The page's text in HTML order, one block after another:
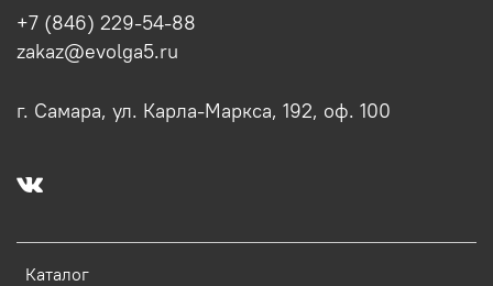
Каталог
+7 (846) 229-54-88
zakaz@evolga5.ru
г. Самара, ул. Карла-Маркса, 192, оф. 100